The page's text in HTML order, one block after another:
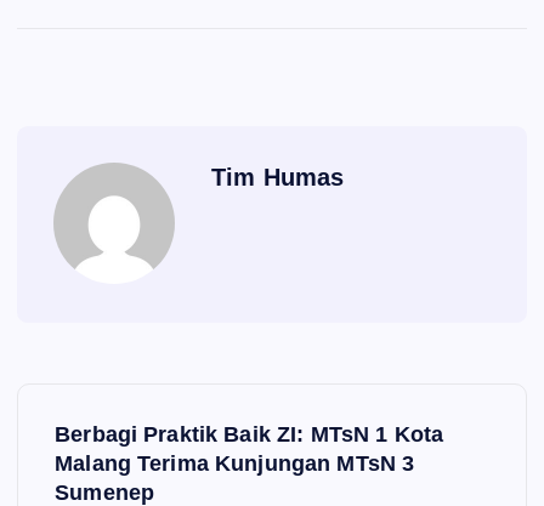
Tim Humas
Berbagi Praktik Baik ZI: MTsN 1 Kota
Malang Terima Kunjungan MTsN 3
Sumenep